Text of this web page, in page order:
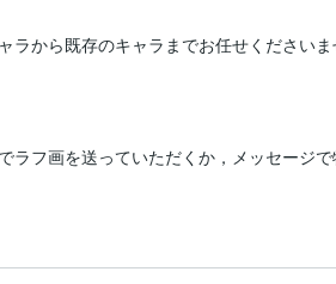
ラから既存のキャラまでお任せください
ラフ画を送っていただくか，メッセージ